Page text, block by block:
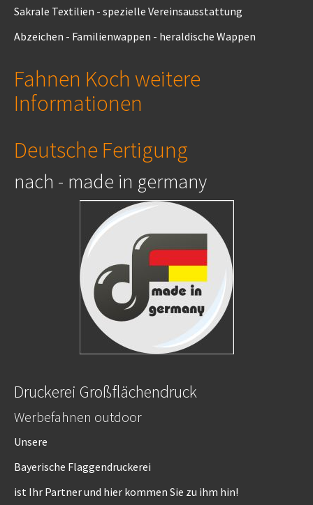
Sakrale Textilien - spezielle Vereinsausstattung
Abzeichen - Familienwappen - heraldische Wappen
Fahnen Koch weitere
Informationen
Deutsche Fertigung
nach - made in germany
Druckerei Großflächendruck
Werbefahnen outdoor
Unsere
Bayerische Flaggendruckerei
ist Ihr Partner und hier kommen Sie zu ihm hin!